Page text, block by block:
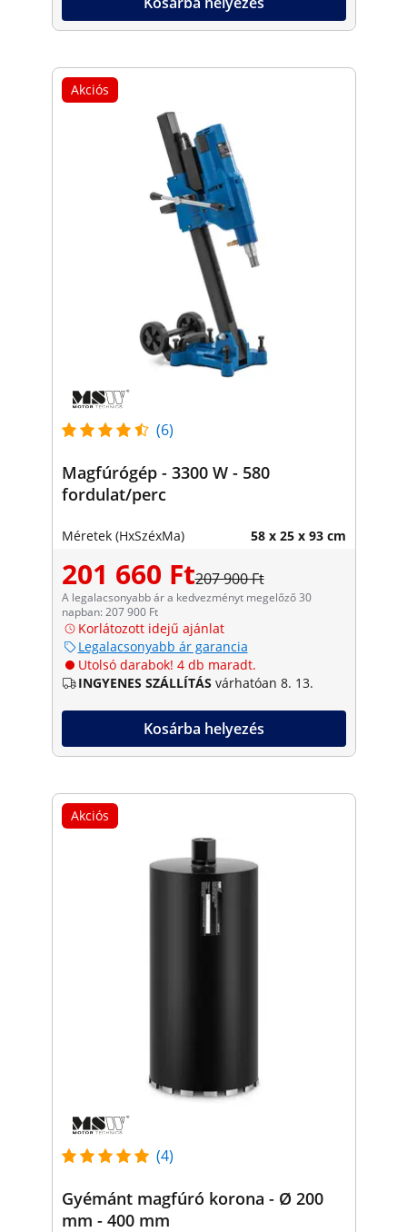
Akciós
(6)
Magfúrógép - 3300 W - 580
fordulat/perc
Méretek (HxSzéxMa) 58 x 25 x 93 cm
201 660 Ft207 900 Ft
A legalacsonyabb ár a kedvezményt megelőző 30
napban: 207 900 Ft
Korlátozott idejű ajánlat
Legalacsonyabb ár garancia
Utolsó darabok! 4 db maradt.
INGYENES SZÁLLÍTÁS várhatóan 8. 13.
Kosárba helyezés
Akciós
(4)
Gyémánt magfúró korona - Ø 200
mm - 400 mm